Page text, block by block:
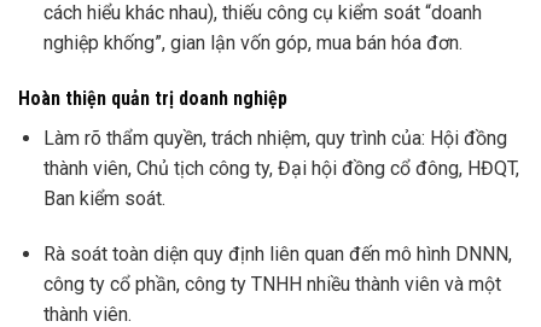
cách hiểu khác nhau), thiếu công cụ kiểm soát “doanh
nghiệp khống”, gian lận vốn góp, mua bán hóa đơn.
Hoàn thiện quản trị doanh nghiệp
Làm rõ thẩm quyền, trách nhiệm, quy trình của: Hội đồng
thành viên, Chủ tịch công ty, Đại hội đồng cổ đông, HĐQT,
Ban kiểm soát.
Rà soát toàn diện quy định liên quan đến mô hình DNNN,
công ty cổ phần, công ty TNHH nhiều thành viên và một
thành viên.